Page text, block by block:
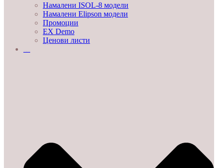
Намалени ISOL-8 модели
Намалени Elipson модели
Промоции
EX Demo
Ценови листи